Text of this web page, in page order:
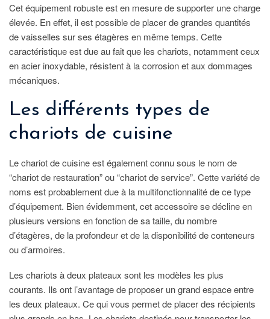
Cet équipement robuste est en mesure de supporter une charge
élevée. En effet, il est possible de placer de grandes quantités
de vaisselles sur ses étagères en même temps. Cette
caractéristique est due au fait que les chariots, notamment ceux
en acier inoxydable, résistent à la corrosion et aux dommages
mécaniques.
Les différents types de
chariots de cuisine
Le chariot de cuisine est également connu sous le nom de
“chariot de restauration” ou “chariot de service”. Cette variété de
noms est probablement due à la multifonctionnalité de ce type
d’équipement. Bien évidemment, cet accessoire se décline en
plusieurs versions en fonction de sa taille, du nombre
d’étagères, de la profondeur et de la disponibilité de conteneurs
ou d’armoires.
Les chariots à deux plateaux sont les modèles les plus
courants. Ils ont l’avantage de proposer un grand espace entre
les deux plateaux. Ce qui vous permet de placer des récipients